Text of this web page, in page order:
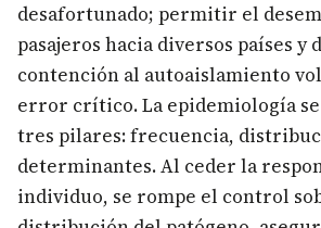
desafortunado; permitir el
pasajeros hacia diversos países y
contención al autoaislamiento
error crítico. La epidemiología
tres pilares: frecuencia,
determinantes. Al ceder la
individuo, se rompe el control